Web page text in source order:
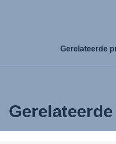
Gerelateerde